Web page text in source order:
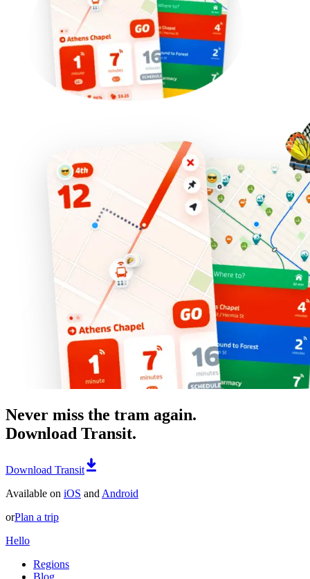
Never miss the tram again.
Download Transit.
Download Transit
Available on iOS and Android
orPlan a trip
Hello
Regions